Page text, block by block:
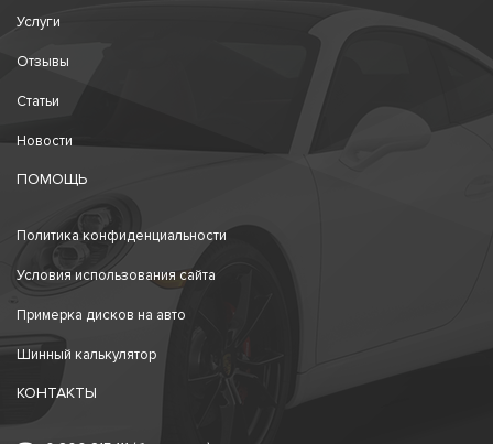
Услуги
Отзывы
Статьи
Новости
ПОМОЩЬ
Политика конфиденциальности
Условия использования сайта
Примерка дисков на авто
Шинный калькулятор
КОНТАКТЫ